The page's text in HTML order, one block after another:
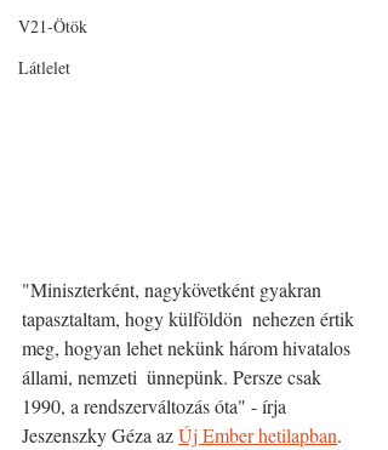
V21-Ötök
Látlelet
"Miniszterként, nagykövetként gyakran
tapasztaltam, hogy külföldön  nehezen értik
meg, hogyan lehet nekünk három hivatalos
állami, nemzeti  ünnepünk. Persze csak
1990, a rendszerváltozás óta" - írja
Jeszenszky Géza az Új Ember hetilapban.